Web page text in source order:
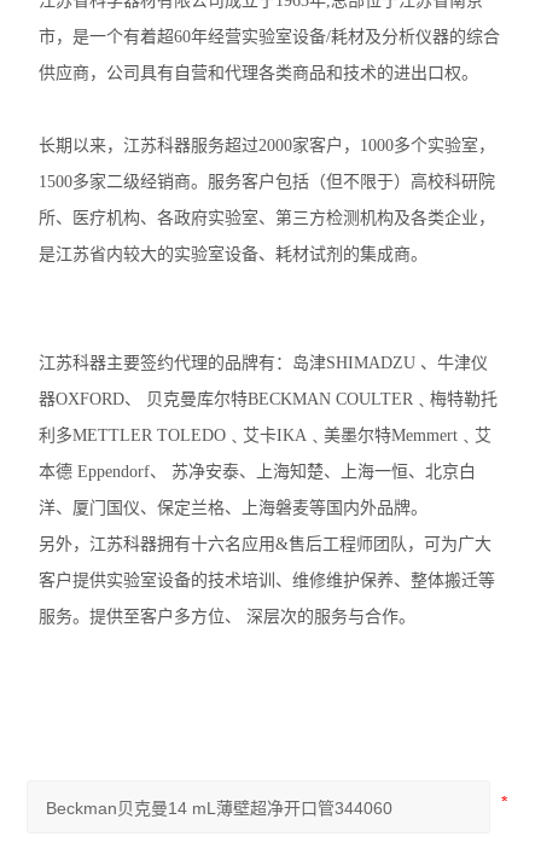
市，是一个有着超60年经营实验室设备/耗材及分析仪器的综合
供应商，公司具有自营和代理各类商品和技术的进出口权。
长期以来，江苏科器服务超过2000家客户，1000多个实验室，
1500多家二级经销商。服务客户包括（但不限于）高校科研院
所、医疗机构、各政府实验室、第三方检测机构及各类企业，
是江苏省内较大的实验室设备、耗材试剂的集成商。
江苏科器主要签约代理的品牌有：岛津SHIMADZU 、牛津仪
器OXFORD、 贝克曼库尔特BECKMAN COULTER﹑梅特勒托
利多METTLER TOLEDO﹑艾卡IKA﹑美墨尔特Memmert﹑艾
本德 Eppendorf、 苏净安泰、上海知楚、上海一恒、北京白
洋、厦门国仪、保定兰格、上海磐麦等国内外品牌。
另外，江苏科器拥有十六名应用&售后工程师团队，可为广大
客户提供实验室设备的技术培训、维修维护保养、整体搬迁等
服务。提供至客户多方位、 深层次的服务与合作。